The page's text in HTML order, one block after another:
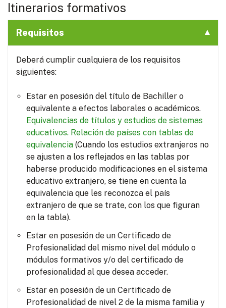
Itinerarios formativos
Requisitos
Deberá cumplir cualquiera de los requisitos
siguientes:
Estar en posesión del título de Bachiller o
equivalente a efectos laborales o académicos.
Equivalencias de títulos y estudios de sistemas
educativos. Relación de países con tablas de
equivalencia (Cuando los estudios extranjeros no
se ajusten a los reflejados en las tablas por
haberse producido modificaciones en el sistema
educativo extranjero, se tiene en cuenta la
equivalencia que les reconozca el país
extranjero de que se trate, con los que figuran
en la tabla).
Estar en posesión de un Certificado de
Profesionalidad del mismo nivel del módulo o
módulos formativos y/o del certificado de
profesionalidad al que desea acceder.
Estar en posesión de un Certificado de
Profesionalidad de nivel 2 de la misma familia y